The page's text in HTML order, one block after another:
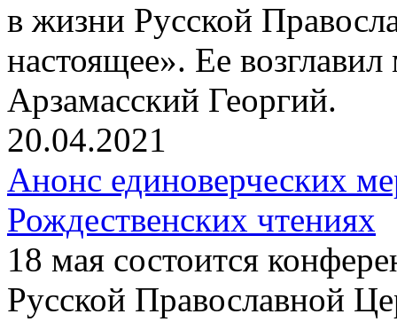
в жизни Русской
настоящее». Ее
Арзамасский Георгий.
20.04.2021
Анонс единоверческих
Рождественских чтениях
18 мая состоится
Русской Православной